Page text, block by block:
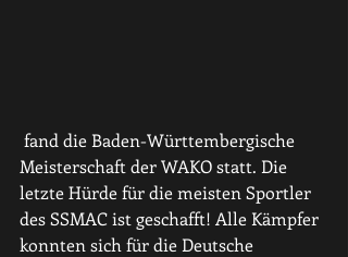
Meisterschaft der WAKO statt. Die
letzte Hürde für die meisten Sportler
des SSMAC ist geschafft! Alle Kämpfer
konnten sich für die Deutsche